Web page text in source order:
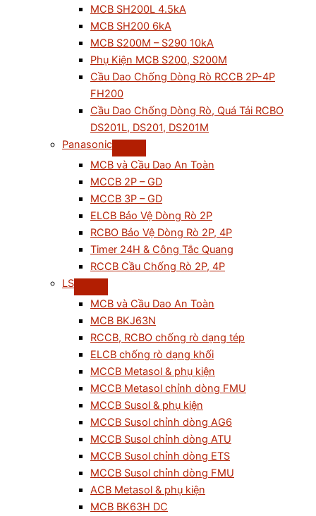
MCB SH200L 4.5kA
MCB SH200 6kA
MCB S200M – S290 10kA
Phụ Kiện MCB S200, S200M
Cầu Dao Chống Dòng Rò RCCB 2P-4P
FH200
Cầu Dao Chống Dòng Rò, Quá Tải RCBO
DS201L, DS201, DS201M
Panasonic
MCB và Cầu Dao An Toàn
MCCB 2P – GD
MCCB 3P – GD
ELCB Bảo Vệ Dòng Rò 2P
RCBO Bảo Vệ Dòng Rò 2P, 4P
Timer 24H & Công Tắc Quang
RCCB Cầu Chống Rò 2P, 4P
LS
MCB và Cầu Dao An Toàn
MCB BKJ63N
RCCB, RCBO chống rò dạng tép
ELCB chống rò dạng khối
MCCB Metasol & phụ kiện
MCCB Metasol chỉnh dòng FMU
MCCB Susol & phụ kiện
MCCB Susol chỉnh dòng AG6
MCCB Susol chỉnh dòng ATU
MCCB Susol chỉnh dòng ETS
MCCB Susol chỉnh dòng FMU
ACB Metasol & phụ kiện
MCB BK63H DC